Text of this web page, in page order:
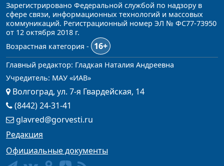
Зарегистрировано Федеральной службой по надзору в
сфере связи, информационных технологий и массовых
коммуникаций. Регистрационный номер ЭЛ № ФС77-73950
от 12 октября 2018 г.
Возрастная категория -
16+
Главный редактор: Гладкая Наталия Андреевна
Учредитель: МАУ «ИАВ»
Волгоград, ул. 7-я Гвардейская, 14
(8442) 24-31-41
glavred@gorvesti.ru
Редакция
Официальные документы